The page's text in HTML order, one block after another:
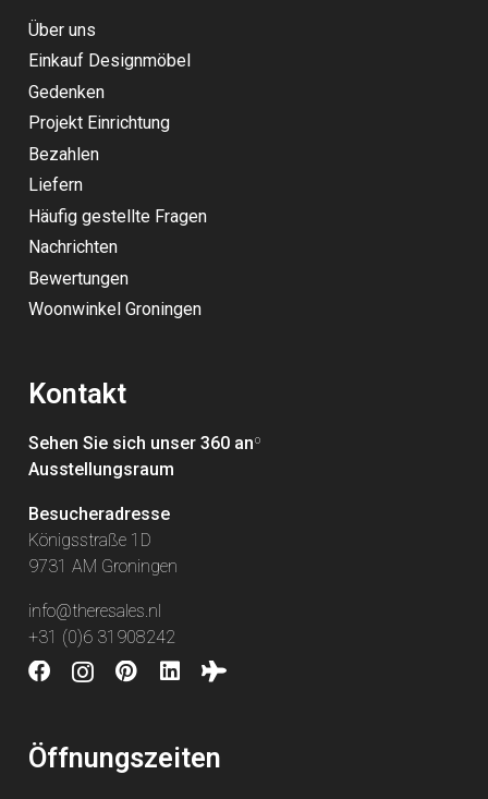
Über uns
Einkauf Designmöbel
Gedenken
Projekt Einrichtung
Bezahlen
Liefern
Häufig gestellte Fragen
Nachrichten
Bewertungen
Woonwinkel Groningen
Kontakt
Sehen Sie sich unser 360 anº
Ausstellungsraum
Besucheradresse
Königsstraße 1D
9731 AM Groningen
info@theresales.nl
+31 (0)6 31908242
Öffnungszeiten